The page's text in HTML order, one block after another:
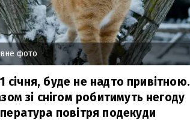
фото
січня, буде не надто привітною.
зі снігом робитимуть негоду
повітря подекуди